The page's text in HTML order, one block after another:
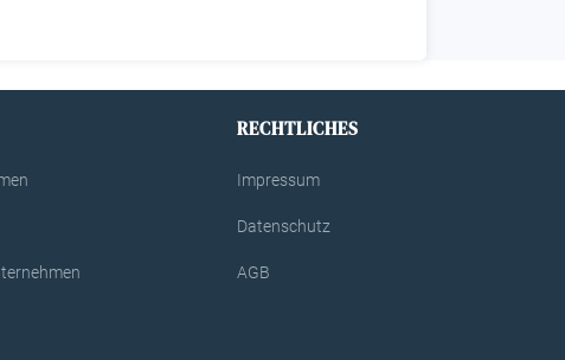
RECHTLICHES
Impressum
Datenschutz
AGB